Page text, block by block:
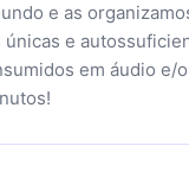
e as
únicas e
em áudio e/